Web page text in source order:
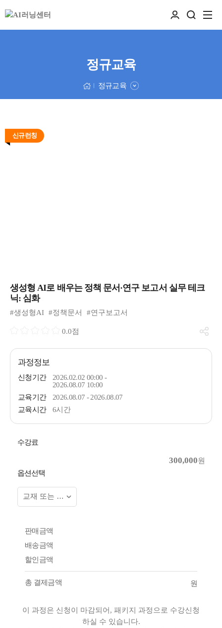
정규교육
정규교육
신규런칭
생성형 AI로 배우는 정책 문서·연구 보고서 실무 테크
닉: 심화
#생성형AI #정책문서 #연구보고서
0.0점
과정정보
신청기간
2026.02.02 00:00 -
2026.08.07 10:00
교육기간
2026.08.07 - 2026.08.07
교육시간
6시간
수강료
300,000원
옵션선택
판매금액
배송금액
할인금액
총 결제금액 원
이 과정은 신청이 마감되어, 패키지 과정으로 수강신청
하실 수 있습니다.